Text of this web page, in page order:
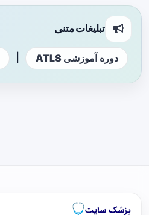
تبلیغات متنی
دوره آموزشی ATLS